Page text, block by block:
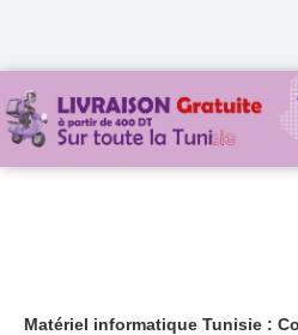
Matériel informatique Tunisie :